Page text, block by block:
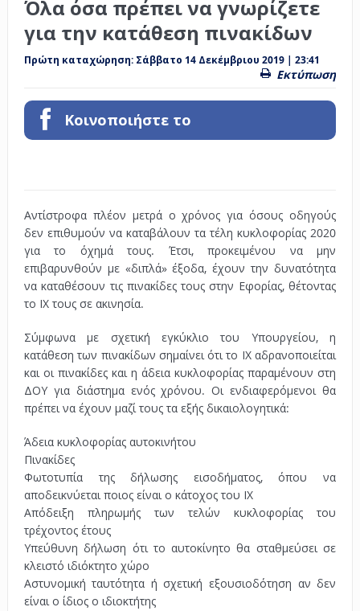
Όλα όσα πρέπει να γνωρίζετε
για την κατάθεση πινακίδων
Πρώτη καταχώρηση: Σάββατο 14 Δεκέμβριου 2019 | 23:41
Εκτύπωση
Κοινοποιήστε το
Αντίστροφα πλέον μετρά ο χρόνος για όσους οδηγούς
δεν επιθυμούν να καταβάλουν τα τέλη κυκλοφορίας 2020
για το όχημά τους. Έτσι, προκειμένου να μην
επιβαρυνθούν με «διπλά» έξοδα, έχουν την δυνατότητα
να καταθέσουν τις πινακίδες τους στην Εφορίας, θέτοντας
το ΙΧ τους σε ακινησία.
Σύμφωνα με σχετική εγκύκλιο του Υπουργείου, η
κατάθεση των πινακίδων σημαίνει ότι το ΙΧ αδρανοποιείται
και οι πινακίδες και η άδεια κυκλοφορίας παραμένουν στη
ΔΟΥ για διάστημα ενός χρόνου. Οι ενδιαφερόμενοι θα
πρέπει να έχουν μαζί τους τα εξής δικαιολογητικά:
Άδεια κυκλοφορίας αυτοκινήτου
Πινακίδες
Φωτοτυπία της δήλωσης εισοδήματος, όπου να
αποδεικνύεται ποιος είναι ο κάτοχος του ΙΧ
Απόδειξη πληρωμής των τελών κυκλοφορίας του
τρέχοντος έτους
Υπεύθυνη δήλωση ότι το αυτοκίνητο θα σταθμεύσει σε
κλειστό ιδιόκτητο χώρο
Αστυνομική ταυτότητα ή σχετική εξουσιοδότηση αν δεν
είναι ο ίδιος ο ιδιοκτήτης